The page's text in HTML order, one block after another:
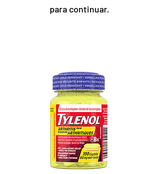
para continuar.